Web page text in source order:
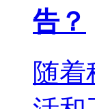
告？
随